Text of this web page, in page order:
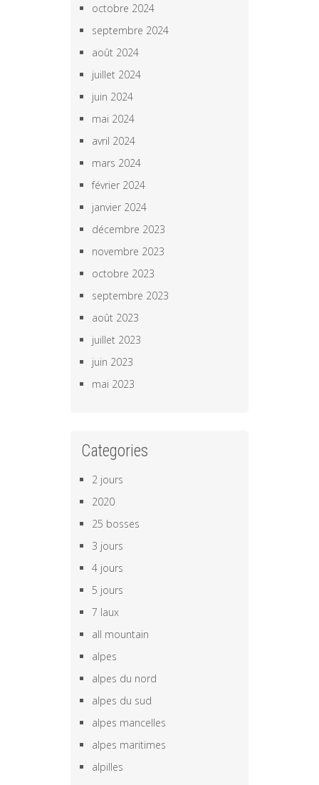
octobre 2024
septembre 2024
août 2024
juillet 2024
juin 2024
mai 2024
avril 2024
mars 2024
février 2024
janvier 2024
décembre 2023
novembre 2023
octobre 2023
septembre 2023
août 2023
juillet 2023
juin 2023
mai 2023
Categories
2 jours
2020
25 bosses
3 jours
4 jours
5 jours
7 laux
all mountain
alpes
alpes du nord
alpes du sud
alpes mancelles
alpes maritimes
alpilles